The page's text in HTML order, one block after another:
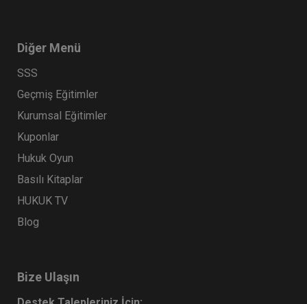
Diğer Menü
SSS
Geçmiş Eğitimler
Kurumsal Eğitimler
Kuponlar
Hukuk Oyun
Basılı Kitaplar
HUKUK TV
Blog
Bize Ulaşın